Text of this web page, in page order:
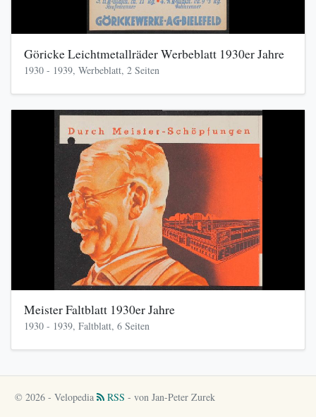
Göricke Leichtmetallräder Werbeblatt 1930er Jahre
1930 - 1939, Werbeblatt, 2 Seiten
Meister Faltblatt 1930er Jahre
1930 - 1939, Faltblatt, 6 Seiten
© 2026 - Velopedia RSS - von Jan-Peter Zurek